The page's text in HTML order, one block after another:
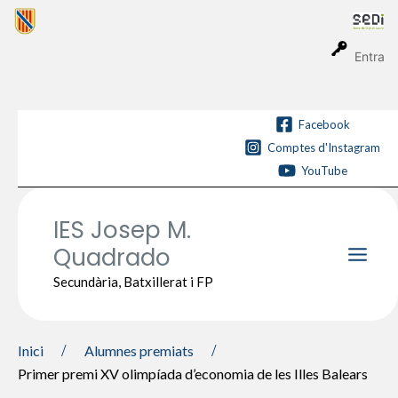
Entra
Vés
Facebook
Comptes d'Instagram
YouTube
IES Josep M.
Quadrado
Secundària, Batxillerat i FP
Inici
Alumnes premiats
Primer premi XV olimpíada d’economia de les Illes Balears